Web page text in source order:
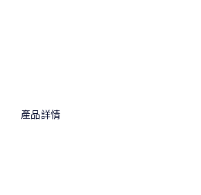
產品詳情